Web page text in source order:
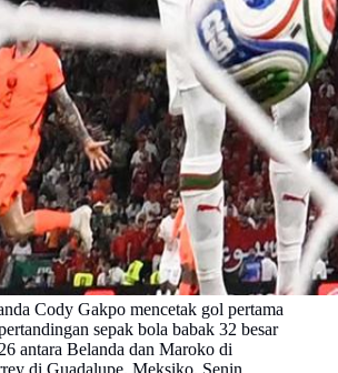
Cody Gakpo mencetak gol pertama
sepak bola babak 32 besar
antara Belanda dan Maroko di